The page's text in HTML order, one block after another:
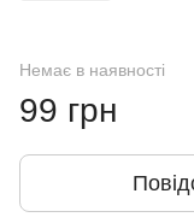
Немає в наявності
99 грн